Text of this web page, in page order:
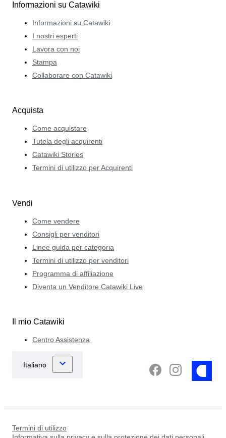
Informazioni su Catawiki
Informazioni su Catawiki
I nostri esperti
Lavora con noi
Stampa
Collaborare con Catawiki
Acquista
Come acquistare
Tutela degli acquirenti
Catawiki Stories
Termini di utilizzo per Acquirenti
Vendi
Come vendere
Consigli per venditori
Linee guida per categoria
Termini di utilizzo per venditori
Programma di affiliazione
Diventa un Venditore Catawiki Live
Il mio Catawiki
Centro Assistenza
Termini di utilizzo